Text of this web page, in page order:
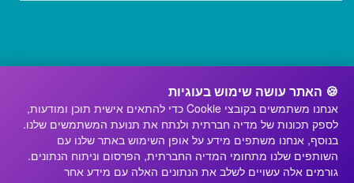
🍪 האתר עושה שימוש בעוגיות
אנחנו משתמשים בקובצי Cookie כדי להתאים אישית תוכן ומודעות,
לספק תכונות של מדיה חברתית ולנתח את תנועת המשתמשים שלנו.
בנוסף, אנחנו משתפים מידע על אופן השימוש באתר שלנו עם
השותפים שלנו מתחומי המדיה החברתית, הפרסום וניתוח הנתונים.
גורמים אלה עשויים לשלב את הנתונים האלה עם מידע אחר